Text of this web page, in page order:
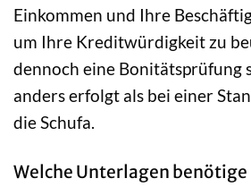
Einkommen und Ihre
um Ihre Kreditwürdigkeit zu
dennoch eine Bonitätsprüfung
anders erfolgt als bei einer
die Schufa.
Welche Unterlagen benötige